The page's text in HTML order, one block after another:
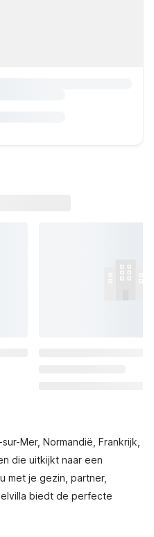
Mer, Normandië, Frankrijk,
die uitkijkt naar een
met je gezin, partner,
biedt de perfecte